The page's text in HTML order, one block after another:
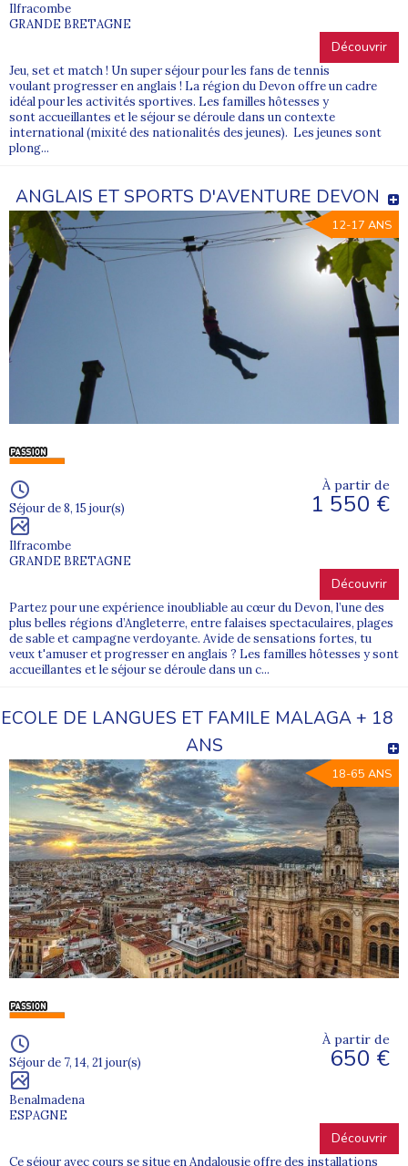
Ilfracombe
GRANDE BRETAGNE
Découvrir
Jeu, set et match ! Un super séjour pour les fans de tennis
voulant progresser en anglais ! La région du Devon offre un cadre
idéal pour les activités sportives. Les familles hôtesses y
sont accueillantes et le séjour se déroule dans un contexte
international (mixité des nationalités des jeunes). Les jeunes sont
plong...
ANGLAIS ET SPORTS D'AVENTURE DEVON
12-17 ANS
Séjour de 8, 15 jour(s)
Ilfracombe
GRANDE BRETAGNE
À partir de
1 550 €
Découvrir
Partez pour une expérience inoubliable au cœur du Devon, l’une des
plus belles régions d’Angleterre, entre falaises spectaculaires, plages
de sable et campagne verdoyante. Avide de sensations fortes, tu
veux t'amuser et progresser en anglais ? Les familles hôtesses y sont
accueillantes et le séjour se déroule dans un c...
ECOLE DE LANGUES ET FAMILE MALAGA + 18
ANS
18-65 ANS
Séjour de 7, 14, 21 jour(s)
Benalmadena
ESPAGNE
À partir de
650 €
Découvrir
Ce séjour avec cours se situe en Andalousie offre des installations